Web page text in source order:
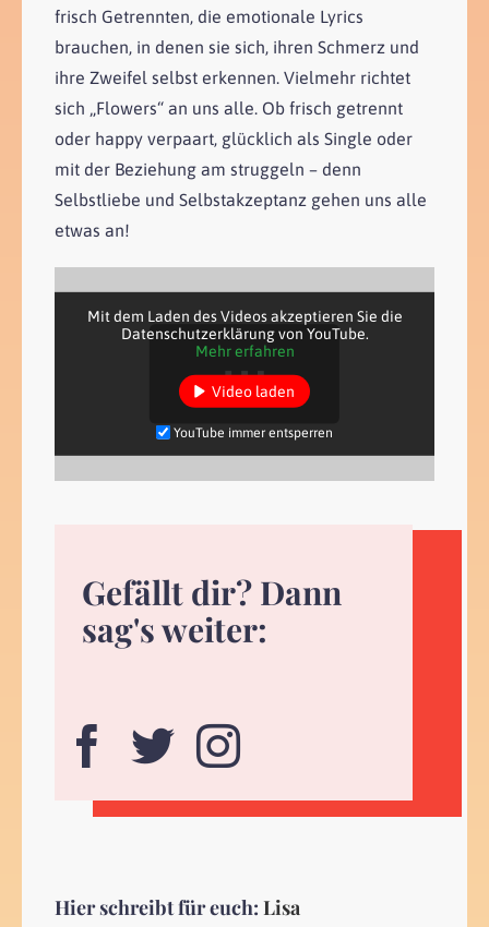
frisch Getrennten, die emotionale Lyrics
brauchen, in denen sie sich, ihren Schmerz und
ihre Zweifel selbst erkennen. Vielmehr richtet
sich „Flowers“ an uns alle. Ob frisch getrennt
oder happy verpaart, glücklich als Single oder
mit der Beziehung am struggeln – denn
Selbstliebe und Selbstakzeptanz gehen uns alle
etwas an!
Mit dem Laden des Videos akzeptieren Sie die
Datenschutzerklärung von YouTube.
Mehr erfahren
Video laden
YouTube immer entsperren
Gefällt dir? Dann
sag's weiter:
Hier schreibt für euch: Lisa